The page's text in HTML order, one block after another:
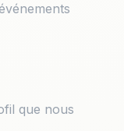
que nous